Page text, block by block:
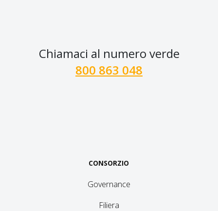
Chiamaci al numero verde
800 863 048
CONSORZIO
Governance
Filiera